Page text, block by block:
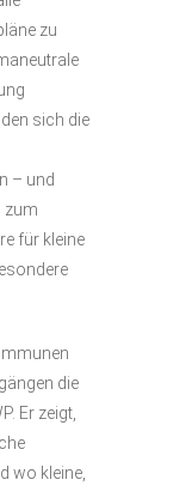
zu
sich die
– und
zum
für kleine
die
Er zeigt,
wo kleine,